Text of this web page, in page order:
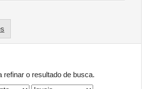
refinar o resultado de busca.